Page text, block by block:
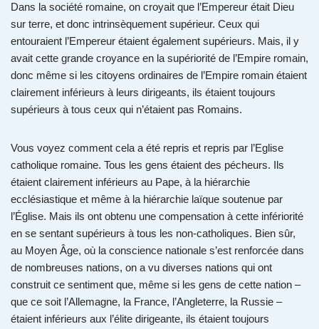
Dans la société romaine, on croyait que l’Empereur était Dieu
sur terre, et donc intrinsèquement supérieur. Ceux qui
entouraient l’Empereur étaient également supérieurs. Mais, il y
avait cette grande croyance en la supériorité de l’Empire romain,
donc même si les citoyens ordinaires de l’Empire romain étaient
clairement inférieurs à leurs dirigeants, ils étaient toujours
supérieurs à tous ceux qui n’étaient pas Romains.
Vous voyez comment cela a été repris et repris par l’Eglise
catholique romaine. Tous les gens étaient des pécheurs. Ils
étaient clairement inférieurs au Pape, à la hiérarchie
ecclésiastique et même à la hiérarchie laïque soutenue par
l’Église. Mais ils ont obtenu une compensation à cette infériorité
en se sentant supérieurs à tous les non-catholiques. Bien sûr,
au Moyen Âge, où la conscience nationale s’est renforcée dans
de nombreuses nations, on a vu diverses nations qui ont
construit ce sentiment que, même si les gens de cette nation –
que ce soit l’Allemagne, la France, l’Angleterre, la Russie –
étaient inférieurs aux l’élite dirigeante, ils étaient toujours